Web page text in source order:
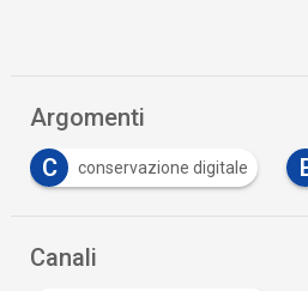
Argomenti
C
conservazione digitale
Canali